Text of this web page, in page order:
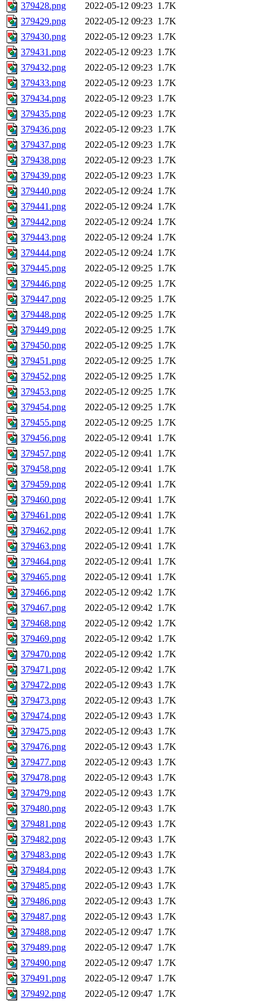
379428.png
2022-05-12 09:23 1.7K
379429.png
2022-05-12 09:23 1.7K
379430.png
2022-05-12 09:23 1.7K
379431.png
2022-05-12 09:23 1.7K
379432.png
2022-05-12 09:23 1.7K
379433.png
2022-05-12 09:23 1.7K
379434.png
2022-05-12 09:23 1.7K
379435.png
2022-05-12 09:23 1.7K
379436.png
2022-05-12 09:23 1.7K
379437.png
2022-05-12 09:23 1.7K
379438.png
2022-05-12 09:23 1.7K
379439.png
2022-05-12 09:23 1.7K
379440.png
2022-05-12 09:24 1.7K
379441.png
2022-05-12 09:24 1.7K
379442.png
2022-05-12 09:24 1.7K
379443.png
2022-05-12 09:24 1.7K
379444.png
2022-05-12 09:24 1.7K
379445.png
2022-05-12 09:25 1.7K
379446.png
2022-05-12 09:25 1.7K
379447.png
2022-05-12 09:25 1.7K
379448.png
2022-05-12 09:25 1.7K
379449.png
2022-05-12 09:25 1.7K
379450.png
2022-05-12 09:25 1.7K
379451.png
2022-05-12 09:25 1.7K
379452.png
2022-05-12 09:25 1.7K
379453.png
2022-05-12 09:25 1.7K
379454.png
2022-05-12 09:25 1.7K
379455.png
2022-05-12 09:25 1.7K
379456.png
2022-05-12 09:41 1.7K
379457.png
2022-05-12 09:41 1.7K
379458.png
2022-05-12 09:41 1.7K
379459.png
2022-05-12 09:41 1.7K
379460.png
2022-05-12 09:41 1.7K
379461.png
2022-05-12 09:41 1.7K
379462.png
2022-05-12 09:41 1.7K
379463.png
2022-05-12 09:41 1.7K
379464.png
2022-05-12 09:41 1.7K
379465.png
2022-05-12 09:41 1.7K
379466.png
2022-05-12 09:42 1.7K
379467.png
2022-05-12 09:42 1.7K
379468.png
2022-05-12 09:42 1.7K
379469.png
2022-05-12 09:42 1.7K
379470.png
2022-05-12 09:42 1.7K
379471.png
2022-05-12 09:42 1.7K
379472.png
2022-05-12 09:43 1.7K
379473.png
2022-05-12 09:43 1.7K
379474.png
2022-05-12 09:43 1.7K
379475.png
2022-05-12 09:43 1.7K
379476.png
2022-05-12 09:43 1.7K
379477.png
2022-05-12 09:43 1.7K
379478.png
2022-05-12 09:43 1.7K
379479.png
2022-05-12 09:43 1.7K
379480.png
2022-05-12 09:43 1.7K
379481.png
2022-05-12 09:43 1.7K
379482.png
2022-05-12 09:43 1.7K
379483.png
2022-05-12 09:43 1.7K
379484.png
2022-05-12 09:43 1.7K
379485.png
2022-05-12 09:43 1.7K
379486.png
2022-05-12 09:43 1.7K
379487.png
2022-05-12 09:43 1.7K
379488.png
2022-05-12 09:47 1.7K
379489.png
2022-05-12 09:47 1.7K
379490.png
2022-05-12 09:47 1.7K
379491.png
2022-05-12 09:47 1.7K
379492.png
2022-05-12 09:47 1.7K